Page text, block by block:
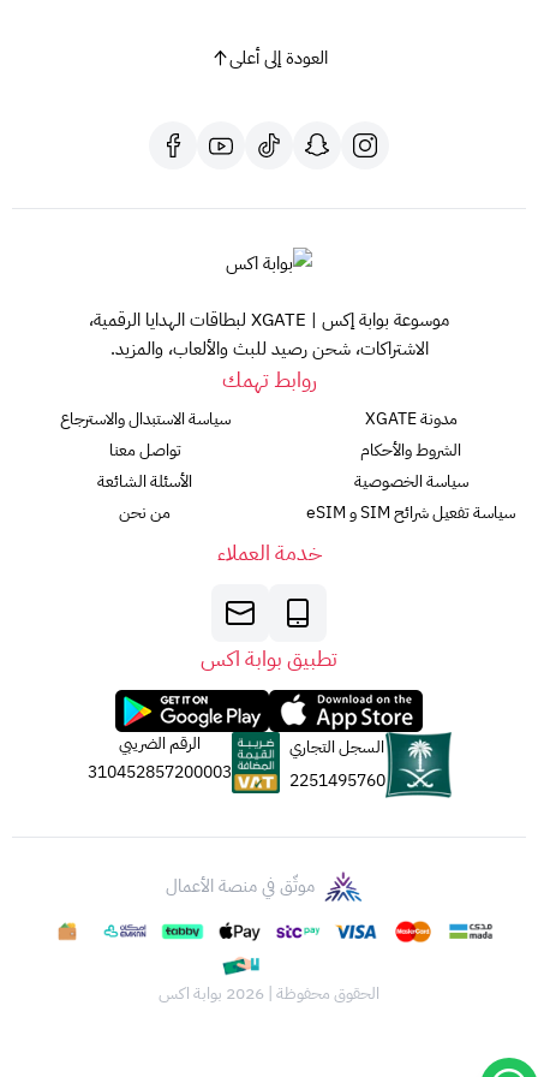
العودة إلى أعلى
موسوعة بوابة إكس | XGATE لبطاقات الهدايا الرقمية،
الاشتراكات، شحن رصيد للبث والألعاب، والمزيد.
روابط تهمك
مدونة XGATE
الشروط والأحكام
سياسة الخصوصية
سياسة تفعيل شرائح SIM و eSIM
سياسة الاستبدال والاسترجاع
تواصل معنا
الأسئلة الشائعة
من نحن
خدمة العملاء
تطبيق بوابة اكس
السجل التجاري
2251495760
الرقم الضريبي
310452857200003
موثّق في منصة الأعمال
الحقوق محفوظة | 2026 بوابة اكس